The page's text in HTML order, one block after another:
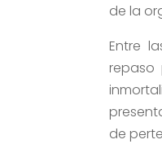
de la
Entre
repaso
de